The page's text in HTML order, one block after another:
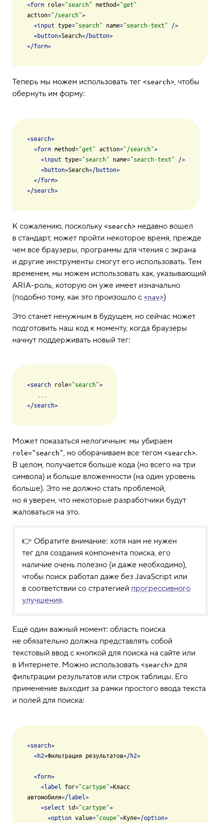
<form role="search" method="get"
action="/search">
<input type="search" name="search-text" />
<button>Search</button>
</form>
Теперь мы можем использовать тег <search>, чтобы
обернуть им форму:
<search>
<form method="get" action="/search">
<input type="search" name="search-text" />
<button>Search</button>
</form>
</search>
К сожалению, поскольку <search> недавно вошел
в стандарт, может пройти некоторое время, прежде
чем все браузеры, программы для чтения с экрана
и другие инструменты смогут его использовать. Тем
временем, мы можем использовать хак, указывающий
ARIA-роль, которую он уже имеет изначально
(подобно тому, как это произошло с <nav>)
Это станет ненужным в будущем, но сейчас может
подготовить наш код к моменту, когда браузеры
начнут поддерживать новый тег:
<search role="search">
</search>
Может показаться нелогичным: мы убираем
role="search", но оборачиваем все тегом <search>.
В целом, получается больше кода (но всего на три
символа) и больше вложенности (на один уровень
больше). Это не должно стать проблемой,
но я уверен, что некоторые разработчики будут
жаловаться на это.
👉 Обратите внимание: хотя нам не нужен
тег для создания компонента поиска, его
наличие очень полезно (и даже необходимо),
чтобы поиск работал даже без JavaScript или
в соответствии со стратегией прогрессивного
улучшения.
Ещё один важный момент: область поиска
не обязательно должна представлять собой
текстовый ввод с кнопкой для поиска на сайте или
в Интернете. Можно использовать <search> для
фильтрации результатов или строк таблицы. Его
применение выходит за рамки простого ввода текста
и полей для поиска:
<search>
<h2>Фильтрация результатов</h2>
<form>
<label for="cartype">Класс
автомобиля</label >
<select id="cartype">
<option value="coupe">Купе</option>